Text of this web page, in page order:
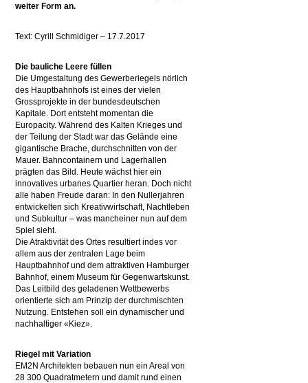
weiter Form an.
Text: Cyrill Schmidiger – 17.7.2017
Die bauliche Leere füllen
Die Umgestaltung des Gewerberiegels nörlich
des Hauptbahnhofs ist eines der vielen
Grossprojekte in der bundesdeutschen
Kapitale. Dort entsteht momentan die
Europacity. Während des Kalten Krieges und
der Teilung der Stadt war das Gelände eine
gigantische Brache, durchschnitten von der
Mauer. Bahncontainern und Lagerhallen
prägten das Bild. Heute wächst hier ein
innovatives urbanes Quartier heran. Doch nicht
alle haben Freude daran: In den Nullerjahren
entwickelten sich Kreativwirtschaft, Nachtleben
und Subkultur – was mancheiner nun auf dem
Spiel sieht.
Die Atraktivität des Ortes resultiert indes vor
allem aus der zentralen Lage beim
Hauptbahnhof und dem attraktiven Hamburger
Bahnhof, einem Museum für Gegenwartskunst.
Das Leitbild des geladenen Wettbewerbs
orientierte sich am Prinzip der durchmischten
Nutzung. Entstehen soll ein dynamischer und
nachhaltiger «Kiez».
Riegel mit Variation
EM2N Architekten bebauen nun ein Areal von
28 300 Quadratmetern und damit rund einen